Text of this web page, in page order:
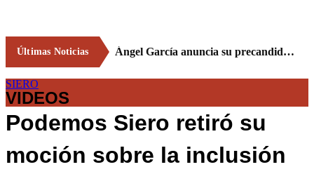
Últimas Noticias Ángel García anuncia su precandidatura para optar a la reelección como alcalde de Siero en 2027
SIERO
VIDEOS
Podemos Siero retiró su
moción sobre la inclusión